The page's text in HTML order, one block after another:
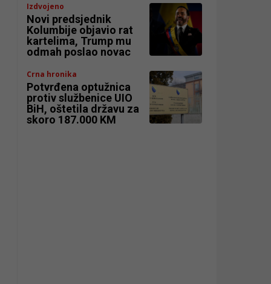
Izdvojeno
Novi predsjednik
Kolumbije objavio rat
kartelima, Trump mu
odmah poslao novac
Crna hronika
Potvrđena optužnica
protiv službenice UIO
BiH, oštetila državu za
skoro 187.000 KM